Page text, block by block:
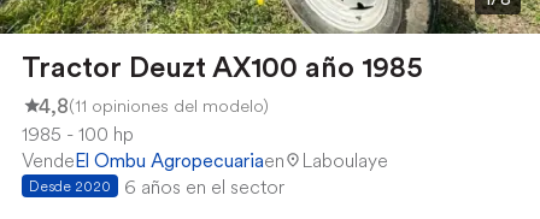
Tractor Deuzt AX100 año 1985
4,8(11 opiniones del modelo)
1985
100 hp
VendeEl Ombu Agropecuariaen Laboulaye
Desde 2020 6 años en el sector